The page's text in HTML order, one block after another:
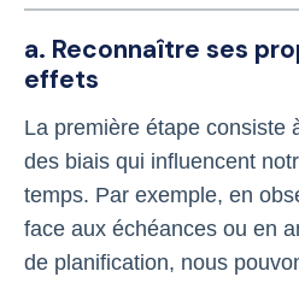
a. Reconnaître ses
effets
La première étape consiste
des biais qui influencent
temps. Par exemple, en
face aux échéances ou en
de planification, nous